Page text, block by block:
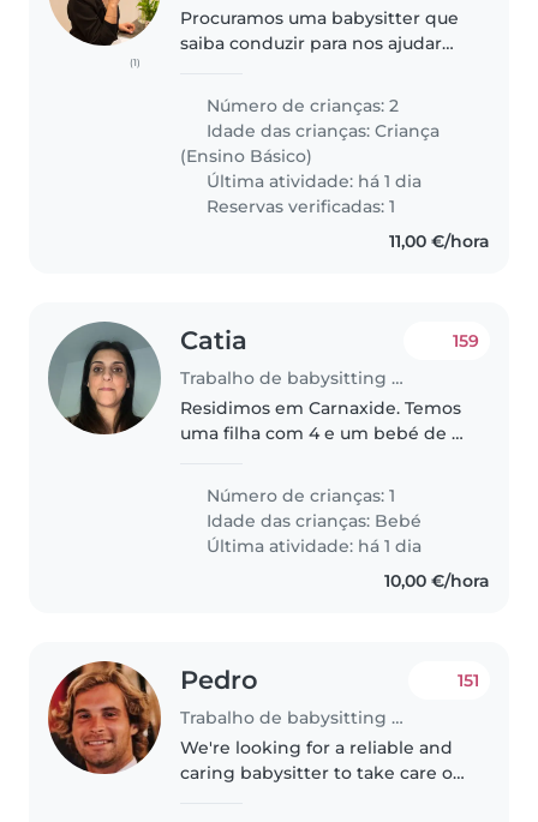
(1)
Procuramos uma babysitter que
saiba conduzir para nos ajudar
extracurriculares dos meninos (8
e 10) duas ou três tardes por
semana, talvez com algum
tempo extra a..
Número de crianças: 2
Idade das crianças:Criança
(Ensino Básico)
Última atividade: há 1 dia
Reservas verificadas: 1
11,00 €/hora
Catia
Trabalho de babysitting em Oeiras
159
Residimos em Carnaxide. Temos
uma filha com 4 e um bebé de 9
ficar com o bebé na nossa casa
de 2a a 6a feira, quando eu
regressar ao trabalho a partir de..
Número de crianças: 1
Idade das crianças: Bebé
Última atividade: há 1 dia
10,00 €/hora
Pedro
Trabalho de babysitting em Oeiras
151
We're looking for a reliable and
caring babysitter to take care of